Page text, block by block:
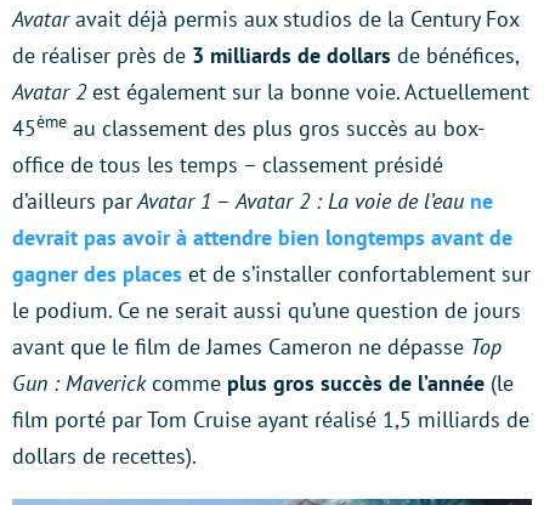
Avataravait déjà permis aux studios de la Century Fox
de réaliser près de 3 milliards de dollars de bénéfices,
Avatar 2est également sur la bonne voie. Actuellement
45ème au classement des plus gros succès au box-
office de tous les temps – classement présidé
d’ailleurs parAvatar 1 –Avatar 2 : La voie de l’eau ne
devrait pas avoir à attendre bien longtemps avant de
gagner des places et de s’installer confortablement sur
le podium. Ce ne serait aussi qu’une question de jours
avant que le film de James Cameron ne dépasse Top
Gun : Maverickcomme plus gros succès de l’année (le
film porté par Tom Cruise ayant réalisé 1,5 milliards de
dollars de recettes).